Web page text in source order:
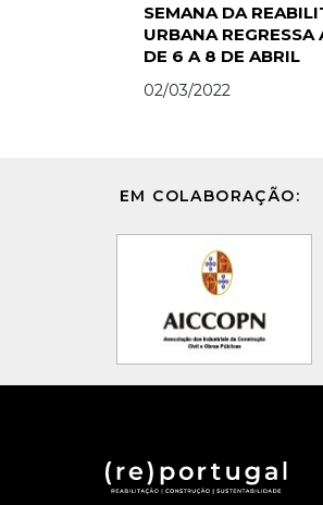
SEMANA DA
URBANA REGRESSA
DE 6 A 8 DE ABRIL
02/03/2022
EM COLABORAÇÃO: